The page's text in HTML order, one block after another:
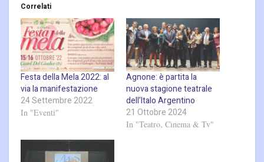
Correlati
Festa della Mela 2022: al
via la manifestazione
24 Settembre 2022
In "Eventi"
Agnone: è partita la
nuova stagione teatrale
dell’Italo Argentino
21 Ottobre 2024
In "Teatro, Cinema & Tv"